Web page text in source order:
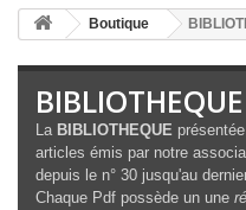
Boutique
BIBLIOTHEQUE
La BIBLIOTHEQUE
articles émis par notre
depuis le n° 30 jusqu'au
Chaque Pdf possède un une